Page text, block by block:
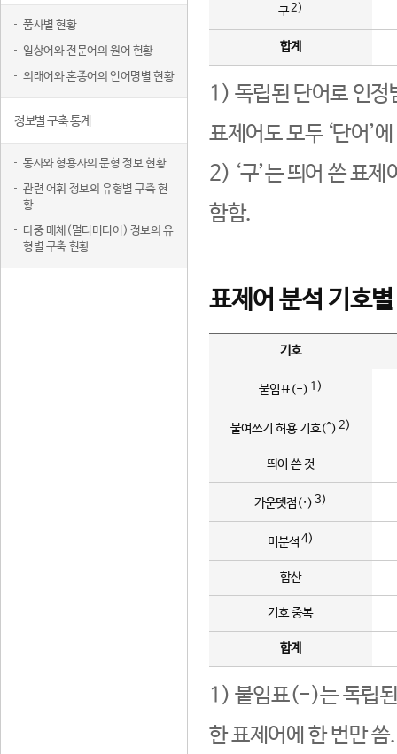
품사별 현황
일상어와 전문어의 원어 현황
외래어와 혼종어의 언어명별 현황
정보별 구축 통계
동사와 형용사의 문형 정보 현황
관련 어휘 정보의 유형별 구축 현
황
다중 매체(멀티미디어) 정보의 유
형별 구축 현황
구2)
합계
1) 독립된 단어로 인정
표제어도 모두 ‘단어’
2) ‘구’는 띄어 쓴 표
함함.
표제어 분석 기호
기호
붙임표(-) 1)
붙여쓰기 허용 기호(^) 2)
띄어 쓴 것
가운뎃점(·) 3)
미분석 4)
합산
기호 중복
합계
1) 붙임표(-)는 독립된
한 표제어에 한 번만